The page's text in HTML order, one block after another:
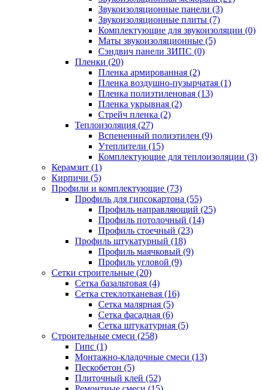
Звукоизоляционные панели (3)
Звукоизоляционные плиты (7)
Комплектующие для звукоизоляции (0)
Маты звукоизоляционные (5)
Сэндвич панели ЗИПС (0)
Пленки (20)
Пленка армированная (2)
Пленка воздушно-пузырчатая (1)
Пленка полиэтиленовая (13)
Пленка укрывная (2)
Стрейч пленка (2)
Теплоизоляция (27)
Вспененный полиэтилен (9)
Утеплители (15)
Комплектующие для теплоизоляции (3)
Керамзит (1)
Кирпичи (5)
Профили и комплектующие (73)
Профиль для гипсокартона (55)
Профиль направляющий (25)
Профиль потолочный (14)
Профиль стоечный (23)
Профиль штукатурный (18)
Профиль маячковый (9)
Профиль угловой (9)
Сетки строительные (20)
Сетка базальтовая (4)
Сетка стеклотканевая (16)
Сетка малярная (5)
Сетка фасадная (6)
Сетка штукатурная (5)
Строительные смеси (258)
Гипс (1)
Монтажно-кладочные смеси (13)
Пескобетон (5)
Плиточный клей (52)